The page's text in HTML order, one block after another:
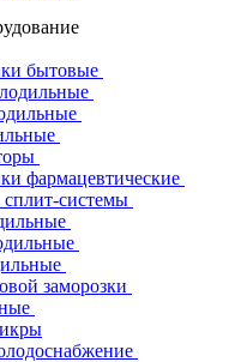
бытовые
фармацевтические
системы
заморозки